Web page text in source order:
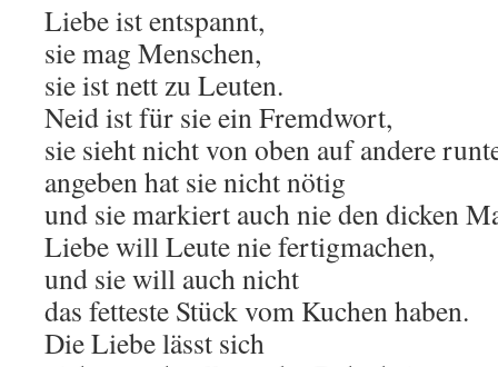
Liebe ist entspannt,
sie mag Menschen,
sie ist nett zu Leuten.
Neid ist für sie ein Fremdwort,
sie sieht nicht von oben auf andere
angeben hat sie nicht nötig
und sie markiert auch nie den dicken
Liebe will Leute nie fertigmachen,
und sie will auch nicht
das fetteste Stück vom Kuchen haben.
Die Liebe lässt sich